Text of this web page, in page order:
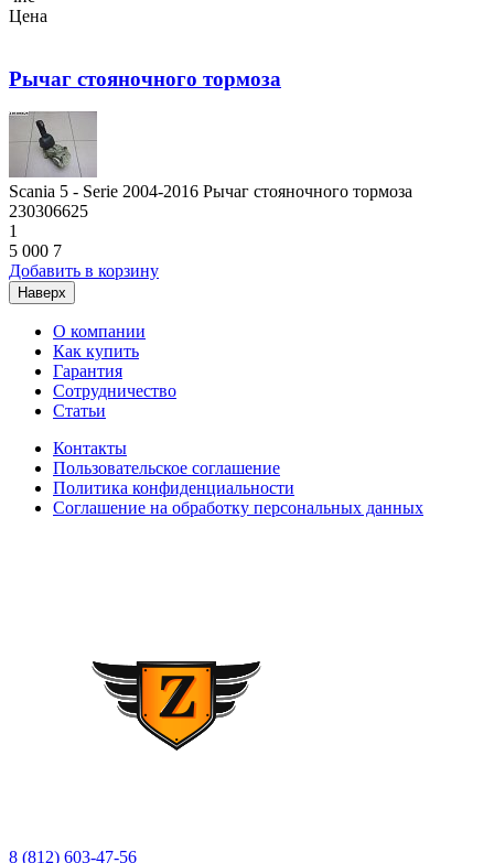
Цена
Рычаг стояночного тормоза
Scania 5 - Serie 2004-2016 Рычаг стояночного тормоза
230306625
1
5 000 7
Добавить в корзину
Наверх
О компании
Как купить
Гарантия
Сотрудничество
Статьи
Контакты
Пользовательское соглашение
Политика конфиденциальности
Соглашение на обработку персональных данных
8 (812) 603-47-56